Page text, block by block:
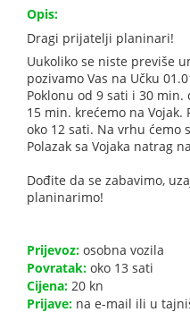
Opis:
Dragi prijatelji planinari!
Uukoliko se niste previše
pozivamo Vas na Učku
Poklonu od 9 sati i 30 min.
15 min. krećemo na Vojak.
oko 12 sati. Na vrhu ćemo
Polazak sa Vojaka natrag
Dođite da se zabavimo,
planinarimo!
Prijevoz: osobna vozila
Povratak: oko 13 sati
Cijena: 20 kn
Prijave: na e-mail ili u